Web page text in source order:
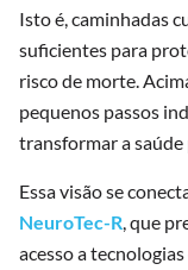
Isto é, caminhadas
suficientes para
risco de morte.
pequenos passos
transformar a
Essa visão se
NeuroTec-R , que
acesso a